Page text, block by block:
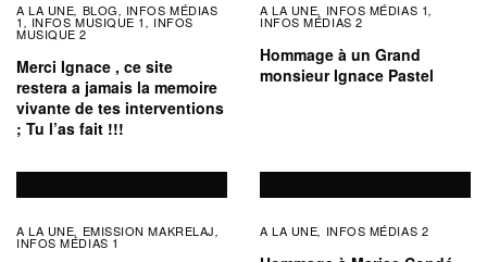
A LA UNE, BLOG, INFOS MÉDIAS
1 , INFOS MUSIQUE 1 , INFOS
MUSIQUE 2
Merci Ignace , ce site
restera a jamais la memoire
vivante de tes interventions
; Tu l’as fait !!!
A LA UNE, INFOS MÉDIAS 1,
INFOS MÉDIAS 2
Hommage à un Grand
monsieur Ignace Pastel
A LA UNE, EMISSION MAKRELAJ,
INFOS MÉDIAS 1
A LA UNE, INFOS MÉDIAS 2